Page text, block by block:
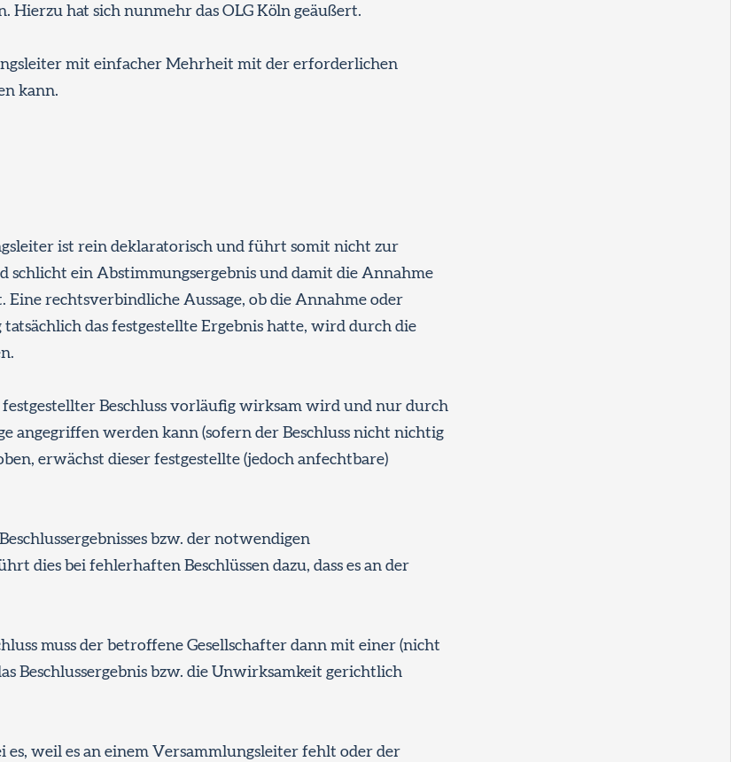
hat sich nunmehr das OLG Köln geäußert.
mit einfacher Mehrheit mit der erforderlichen
kann.
ist rein deklaratorisch und führt somit nicht zur
schlicht ein Abstimmungsergebnis und damit die Annahme
Eine rechtsverbindliche Aussage, ob die Annahme oder
das festgestellte Ergebnis hatte, wird durch die
festgestellter Beschluss vorläufig wirksam wird und nur durch
angegriffen werden kann (sofern der Beschluss nicht nichtig
erwächst dieser festgestellte (jedoch anfechtbare)
bzw. der notwendigen
dies bei fehlerhaften Beschlüssen dazu, dass es an der
muss der betroffene Gesellschafter dann mit einer (nicht
Beschlussergebnis bzw. die Unwirksamkeit gerichtlich
es, weil es an einem Versammlungsleiter fehlt oder der